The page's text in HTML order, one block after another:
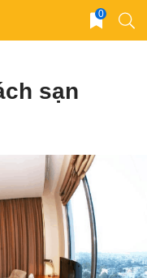
0
sạn